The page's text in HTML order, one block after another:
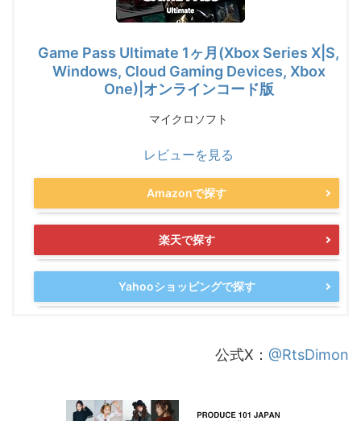
Game Pass Ultimate 1ヶ月(Xbox Series X|S,
Windows, Cloud Gaming Devices, Xbox
One)|オンラインコード版
マイクロソフト
レビューを見る
Amazonで探す
楽天で探す
Yahooショッピングで探す
公式X： @RtsDimon